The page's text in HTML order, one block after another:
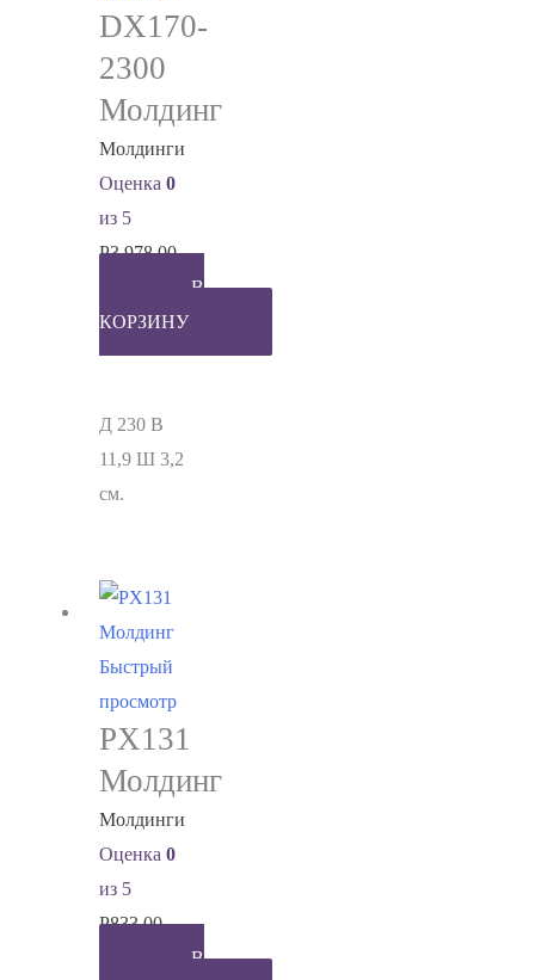
DX170-
2300
Молдинг
Молдинги
Оценка 0
из 5
Р3,978.00
В
КОРЗИНУ
Д 230 В
11,9 Ш 3,2
см.
Быстрый
просмотр
PX131
Молдинг
Молдинги
Оценка 0
из 5
Р833.00
В